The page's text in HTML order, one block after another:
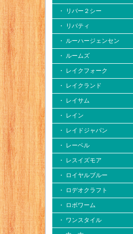
・ リバー２シー
・ リバティ
・ ルーハージェンセン
・ ルームズ
・ レイクフォーク
・ レイクランド
・ レイサム
・ レイン
・ レイドジャパン
・ レーベル
・ レスイズモア
・ ロイヤルブルー
・ ロデオクラフト
・ ロボワーム
・ ワンスタイル